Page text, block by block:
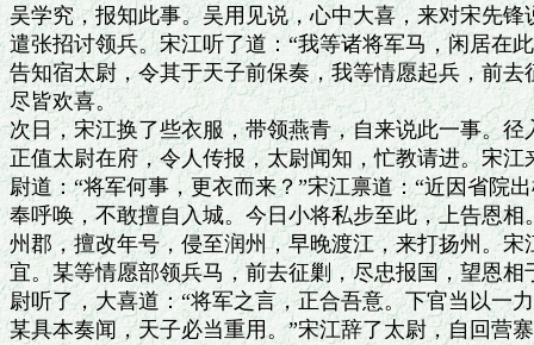
吴学究，报知此事。吴用见说，心中大喜，来对宋先
遣张招讨领兵。宋江听了道：“我等诸将军马，闲居在
告知宿太尉，令其于天子前保奏，我等情愿起兵，前去
尽皆欢喜。
次日，宋江换了些衣服，带领燕青，自来说此一事。
正值太尉在府，令人传报，太尉闻知，忙教请进。宋
尉道：“将军何事，更衣而来？”宋江禀道：“近因省院
奉呼唤，不敢擅自入城。今日小将私步至此，上告恩
州郡，擅改年号，侵至润州，早晚渡江，来打扬州。
宜。某等情愿部领兵马，前去征剿，尽忠报国，望恩相
尉听了，大喜道：“将军之言，正合吾意。下官当以一
某具本奏闻，天子必当重用。”宋江辞了太尉，自回营